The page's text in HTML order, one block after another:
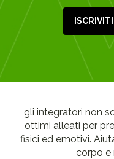
gli integratori non
ottimi alleati per
fisici ed emotivi.
corpo e